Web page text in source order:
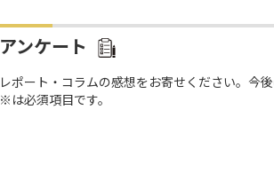
アンケート
レポート・コラムの感想をお寄せください。今
※は必須項目です。